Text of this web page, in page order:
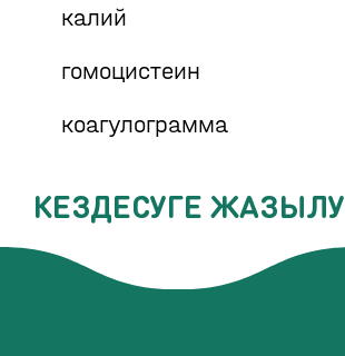
калий
гомоцистеин
коагулограмма
КЕЗДЕСУГЕ ЖАЗЫЛУ